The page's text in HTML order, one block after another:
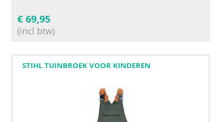
€ 69,95
(incl btw)
STIHL TUINBROEK VOOR KINDEREN